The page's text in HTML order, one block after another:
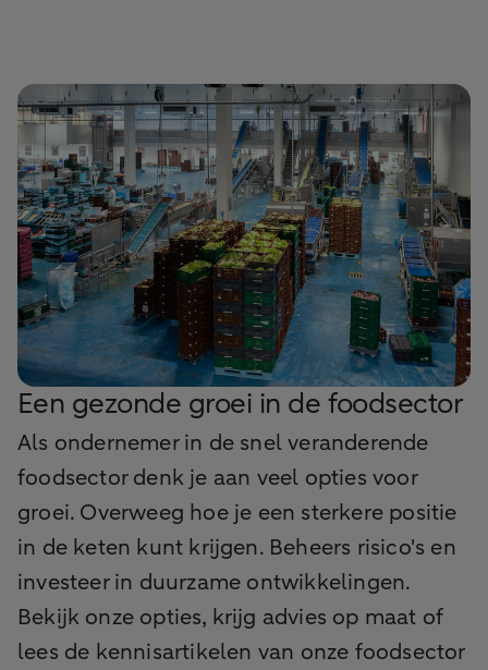
Een gezonde groei in de foodsector
Als ondernemer in de snel veranderende
foodsector denk je aan veel opties voor
groei. Overweeg hoe je een sterkere positie
in de keten kunt krijgen. Beheers risico's en
investeer in duurzame ontwikkelingen.
Bekijk onze opties, krijg advies op maat of
lees de kennisartikelen van onze foodsector